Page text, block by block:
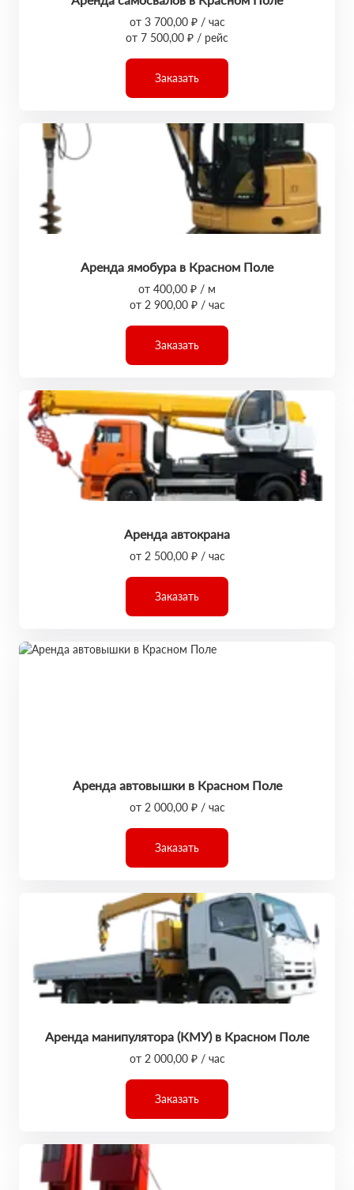
от 3 700,00 ₽ / час
от 7 500,00 ₽ / рейс
Заказать
Аренда ямобура в Красном Поле
от 400,00 ₽ / м
от 2 900,00 ₽ / час
Заказать
Аренда автокрана
от 2 500,00 ₽ / час
Заказать
Аренда автовышки в Красном Поле
от 2 000,00 ₽ / час
Заказать
Аренда манипулятора (КМУ) в Красном Поле
от 2 000,00 ₽ / час
Заказать